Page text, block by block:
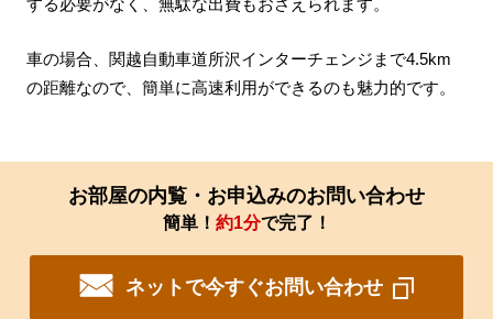
する必要がなく、無駄な出費もおさえられます。
車の場合、関越自動車道所沢インターチェンジまで4.5km
の距離なので、簡単に高速利用ができるのも魅力的です。
お部屋の内覧・お申込みのお問い合わせ
簡単！ 約1分で完了！
ネットで今すぐお問い合わせ